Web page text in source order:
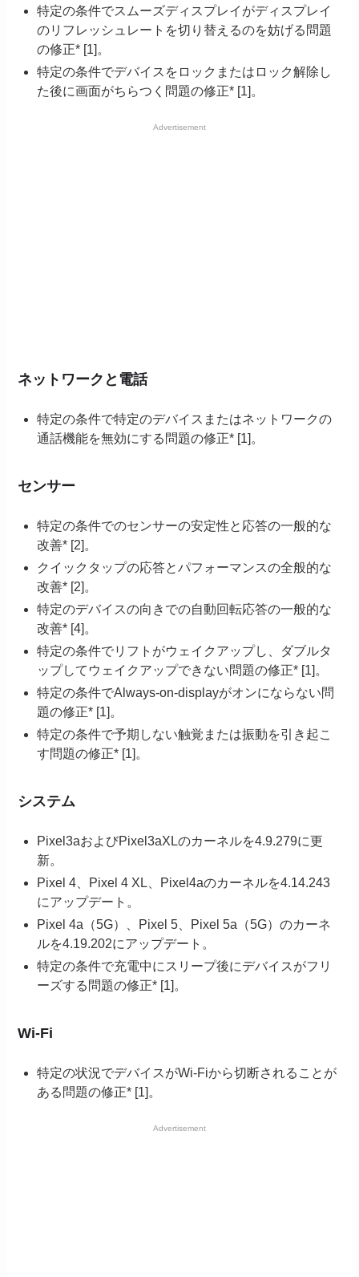
特定の条件でスムーズディスプレイがディスプレイ
のリフレッシュレートを切り替えるのを妨げる問題
の修正* [1]。
特定の条件でデバイスをロックまたはロック解除し
た後に画面がちらつく問題の修正* [1]。
Advertisement
ネットワークと電話
特定の条件で特定のデバイスまたはネットワークの
通話機能を無効にする問題の修正* [1]。
センサー
特定の条件でのセンサーの安定性と応答の一般的な
改善* [2]。
クイックタップの応答とパフォーマンスの全般的な
改善* [2]。
特定のデバイスの向きでの自動回転応答の一般的な
改善* [4]。
特定の条件でリフトがウェイクアップし、ダブルタ
ップしてウェイクアップできない問題の修正* [1]。
特定の条件でAlways-on-displayがオンにならない問
題の修正* [1]。
特定の条件で予期しない触覚または振動を引き起こ
す問題の修正* [1]。
システム
Pixel3aおよびPixel3aXLのカーネルを4.9.279に更
新。
Pixel 4、Pixel 4 XL、Pixel4aのカーネルを4.14.243
にアップデート。
Pixel 4a（5G）、Pixel 5、Pixel 5a（5G）のカーネ
ルを4.19.202にアップデート。
特定の条件で充電中にスリープ後にデバイスがフリ
ーズする問題の修正* [1]。
Wi-Fi
特定の状況でデバイスがWi-Fiから切断されることが
ある問題の修正* [1]。
Advertisement